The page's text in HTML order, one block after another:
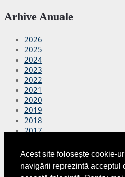
Acest site folosește cookie-
navigării reprezintă acceptul
Arhive Anuale
2026
2025
2024
2023
2022
2021
2020
2019
2018
2017
2015
2014
2013